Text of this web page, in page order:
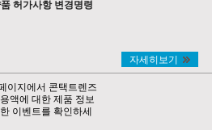
허가사항 변경명령
자세히보기
이지에서 콘택트렌즈
액에 대한 제품 정보
이벤트를 확인하세